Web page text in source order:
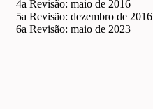
4a Revisão: maio de 2016
5a Revisão: dezembro de 2016
6a Revisão: maio de 2023